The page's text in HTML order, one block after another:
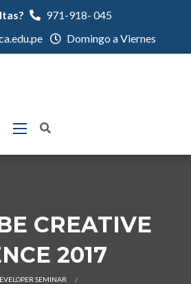
971-918- 045
Domingo a Viernes
CREATIVE
2017
SEMINAR